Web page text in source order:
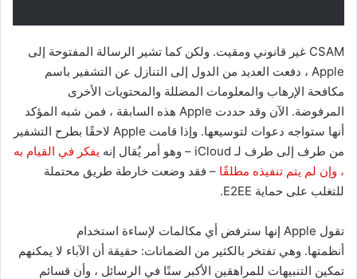
CSAM غير قانوني ومقيت. ولكن كما تشير الرسالة المفتوحة إلى
Apple ، دفعت العديد من الدول إلى التنازل عن التشفير باسم
مكافحة الإرهاب والمعلومات المضللة والمحتويات الأخرى
المرفوضة. الآن وقد حددت Apple هذه السابقة ، فمن شبه المؤكد
أنها ستواجه دعوات لتوسيعها. وإذا قامت Apple لاحقًا بطرح التشفير
من طرف إلى طرف لـ iCloud – وهو أمر يُقال إنه
يفكر في القيام به
، وإن لم يتم تنفيذه مطلقًا – فقد وضعت خارطة طريق محتملة
للتغلب على حماية E2EE.
تقول Apple إنها سترفض أي مكالمات لإساءة استخدام
أنظمتها. وهي تفتخر بالكثير من الضمانات: حقيقة أن الآباء لا يمكنهم
تمكين التنبيهات للمراهقين الأكبر سنًا في الرسائل ، وأن قسائم